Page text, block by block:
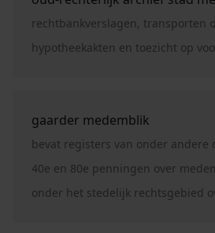
rechtbankverslagen, transporten
hypotheekakten en toezicht op
gaarder medemblik
bevat registers van onder andere
40e en 80e penningen over
onder het stedelijk rechtsgebied